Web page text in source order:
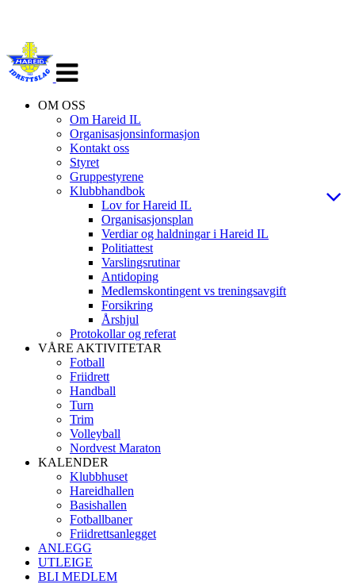
navigasjon
OM OSS
Om Hareid IL
Organisasjonsinformasjon
Kontakt oss
Styret
Gruppestyrene
Klubbhandbok
Lov for Hareid IL
Organisasjonsplan
Verdiar og haldningar i Hareid IL
Politiattest
Varslingsrutinar
Antidoping
Medlemskontingent vs treningsavgift
Forsikring
Årshjul
Protokollar og referat
VÅRE AKTIVITETAR
Fotball
Friidrett
Handball
Turn
Trim
Volleyball
Nordvest Maraton
KALENDER
Klubbhuset
Hareidhallen
Basishallen
Fotballbaner
Friidrettsanlegget
ANLEGG
UTLEIGE
BLI MEDLEM